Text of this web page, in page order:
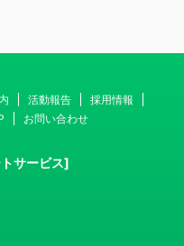
活動報告
採用情報
お問い合わせ
サービス]